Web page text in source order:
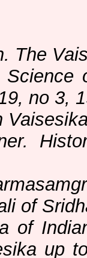
The
Science
no 3,
of
of
up